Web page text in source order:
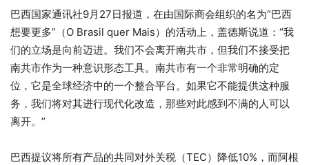
巴西国家通讯社9月27日报道，在由国际商会组织的名为“巴西
想要更多”（O Brasil quer Mais）的活动上，盖德斯说道：“我
们的立场是向前迈进。我们不会离开南共市，但我们不接受把
南共市作为一种意识形态工具。南共市有一个非常明确的定
位，它是全球经济中的一个整合平台。如果它不能提供这种服
务，我们将对其进行现代化改造，那些对此感到不满的人可以
离开。”
巴西提议将所有产品的共同对外关税（TEC）降低10%，而阿根